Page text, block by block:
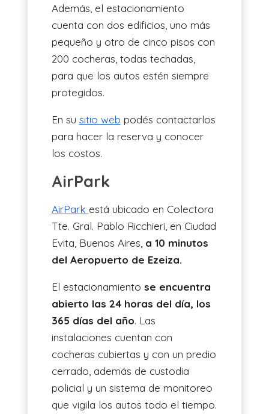
Además, el estacionamiento
cuenta con dos edificios, uno más
pequeño y otro de cinco pisos con
200 cocheras, todas techadas,
para que los autos estén siempre
protegidos.
En su sitio web podés contactarlos
para hacer la reserva y conocer
los costos.
AirPark
AirPark está ubicado en Colectora
Tte. Gral. Pablo Ricchieri, en Ciudad
Evita, Buenos Aires, a 10 minutos
del Aeropuerto de Ezeiza.
El estacionamiento se encuentra
abierto las 24 horas del día, los
365 días del año. Las
instalaciones cuentan con
cocheras cubiertas y con un predio
cerrado, además de custodia
policial y un sistema de monitoreo
que vigila los autos todo el tiempo.